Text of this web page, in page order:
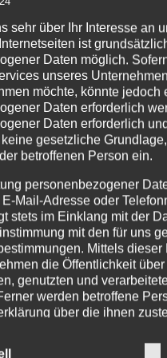
PRODUKTSUCHE
sehr über Ihr Interesse an
ist
Daten möglich.
unseres
möchte, könnte jedoch
Daten erforderlich
Daten erforderlich
gesetzliche
betroffenen Person ein.
personenbezogener
Mail-Adresse oder
stets im Einklang mit der
mit den für uns
Mittels
die Öffentlichkeit
genutzten und
werden betroffene
über die ihnen
für die Verarbeitung